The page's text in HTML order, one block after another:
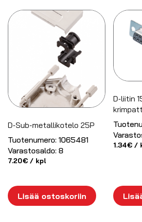
D-Sub-metallikotelo 25P
Tuotenumero: 1065481
Varastosaldo: 8
7.20€ / kpl
Lisää ostoskoriin
D-liitin
1.34€ /